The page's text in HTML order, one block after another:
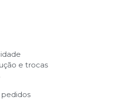
e trocas